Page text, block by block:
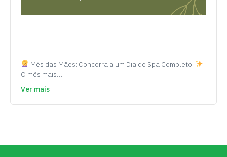
Mês das Mães: Concorra a um Dia de Spa Completo!
O mês mais…
Ver mais